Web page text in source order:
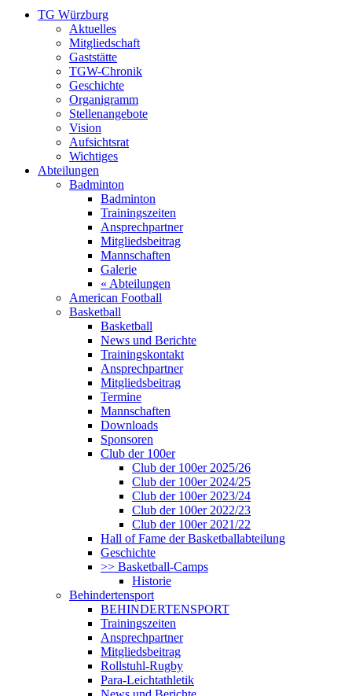
TG Würzburg
Aktuelles
Mitgliedschaft
Gaststätte
TGW-Chronik
Geschichte
Organigramm
Stellenangebote
Vision
Aufsichtsrat
Wichtiges
Abteilungen
Badminton
Badminton
Trainingszeiten
Ansprechpartner
Mitgliedsbeitrag
Mannschaften
Galerie
« Abteilungen
American Football
Basketball
Basketball
News und Berichte
Trainingskontakt
Ansprechpartner
Mitgliedsbeitrag
Termine
Mannschaften
Downloads
Sponsoren
Club der 100er
Club der 100er 2025/26
Club der 100er 2024/25
Club der 100er 2023/24
Club der 100er 2022/23
Club der 100er 2021/22
Hall of Fame der Basketballabteilung
Geschichte
>> Basketball-Camps
Historie
Behindertensport
BEHINDERTENSPORT
Trainingszeiten
Ansprechpartner
Mitgliedsbeitrag
Rollstuhl-Rugby
Para-Leichtathletik